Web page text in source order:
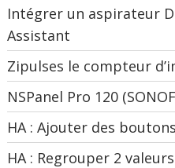
Intégrer un aspirateur
Assistant
Zipulses le compteur
NSPanel Pro 120
HA : Ajouter des
HA : Regrouper 2